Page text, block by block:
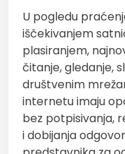
U pogledu
iščekivanjem
plasiranjem,
čitanje, gledanje,
društvenim
internetu imaju
bez potpisivanja,
i dobijanja